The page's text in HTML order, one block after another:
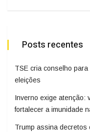
Posts recentes
TSE cria conselho
eleições
Inverno exige atenção:
fortalecer a imunidade
Trump assina decretos